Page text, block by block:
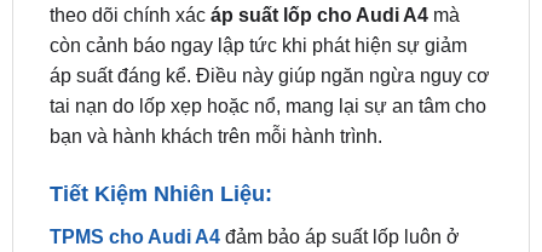
áp suất đáng kể. Điều này giúp ngăn ngừa nguy cơ
tai nạn do lốp xẹp hoặc nổ, mang lại sự an tâm cho
bạn và hành khách trên mỗi hành trình.
Tiết Kiệm Nhiên Liệu:
mức độ khuyến nghị của nhà sản xuất, giúp giảm
ma sát và tiêu thụ nhiên liệu hiệu quả hơn. Điều